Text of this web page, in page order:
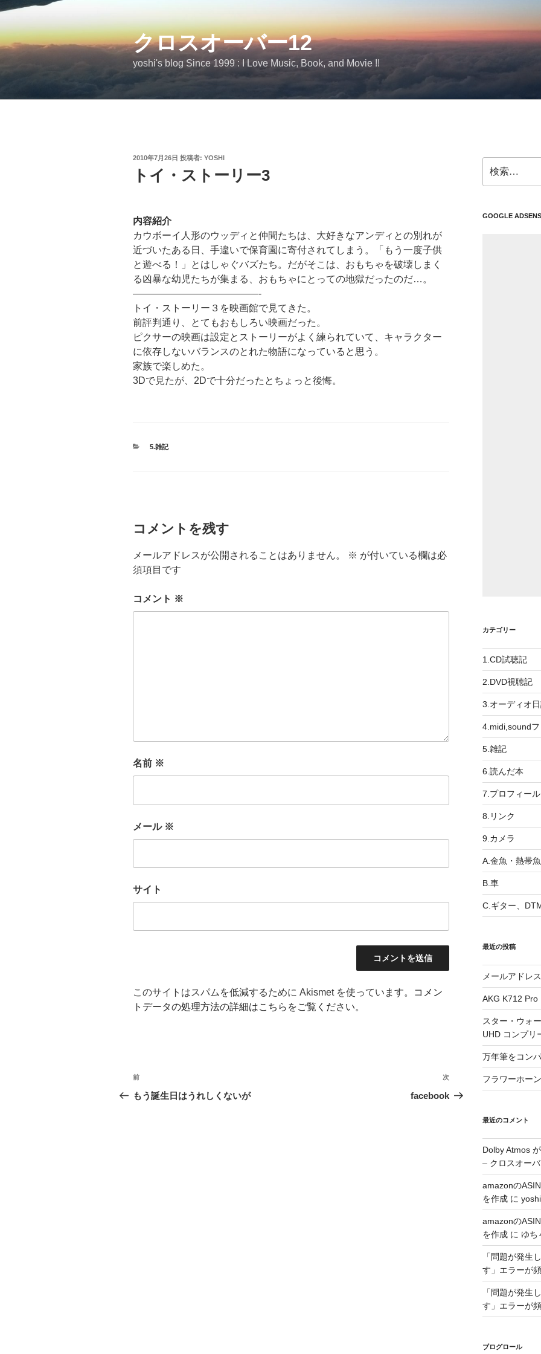
コ
テ
ン
クロスオーバー12
yoshi's blog Since 1999 : I Love Music, Book, and Movie !!
投
日:
2010年7月26日 投稿者: YOSHI
トイ・ストーリー3
内容紹介
カウボーイ人形のウッディと仲間たちは、大好きなアンディとの別れが
近づいたある日、手違いで保育園に寄付されてしまう。「もう一度子供
と遊べる！」とはしゃぐバズたち。だがそこは、おもちゃを破壊しまく
る凶暴な幼児たちが集まる、おもちゃにとっての地獄だったのだ…。
—————————————-
トイ・ストーリー３を映画館で見てきた。
前評判通り、とてもおもしろい映画だった。
ピクサーの映画は設定とストーリーがよく練られていて、キャラクター
に依存しないバランスのとれた物語になっていると思う。
家族で楽しめた。
3Dで見たが、2Dで十分だったとちょっと後悔。
カ
5.雑記
コメントを残す
メールアドレスが公開されることはありません。 ※ が付いている欄は必
須項目です
コメント ※
名前 ※
メール ※
サイト
このサイトはスパムを低減するために Akismet を使っています。
コメン
トデータの処理方法の詳細はこちらをご覧ください。
投
稿
前
の
前
もう誕生日はうれしくないが
次
の
次
facebook
索:
GOOGLE
カテゴリー
1.CD試聴記
2.DVD視聴記
3.オーディオ
4.midi,sound
5.雑記
6.読んだ本
7.プロフィール
8.リンク
9.カメラ
A.金魚・熱帯魚
B.車
C.ギター、
最近の投稿
メールアドレ
AKG K712 Pro
スター・ウォ
UHD コンプリ
万年筆をコン
フラワーホー
最近のコメント
Dolby Atmos
– クロスオー
amazonの
を作成に yoshi
amazonの
を作成に ゆち
「問題が発生
す」エラーが
「問題が発生
す」エラーが
ブログロール